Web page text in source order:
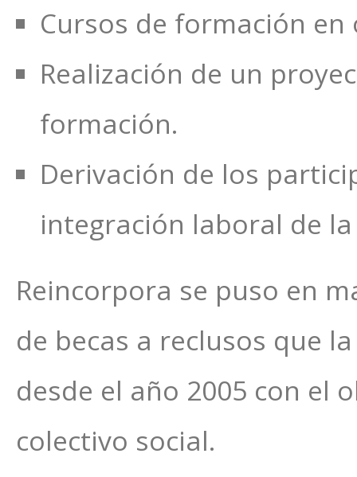
Cursos de formación
Realización de un
formación.
Derivación de los
integración laboral de la
Reincorpora se puso en
de becas a reclusos que
desde el año 2005 con el
colectivo social.